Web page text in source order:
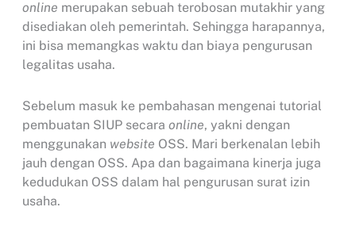
online merupakan sebuah terobosan mutakhir yang
disediakan oleh pemerintah. Sehingga harapannya,
ini bisa memangkas waktu dan biaya pengurusan
legalitas usaha.
Sebelum masuk ke pembahasan mengenai tutorial
pembuatan SIUP secara online, yakni dengan
menggunakan website OSS. Mari berkenalan lebih
jauh dengan OSS. Apa dan bagaimana kinerja juga
kedudukan OSS dalam hal pengurusan surat izin
usaha.